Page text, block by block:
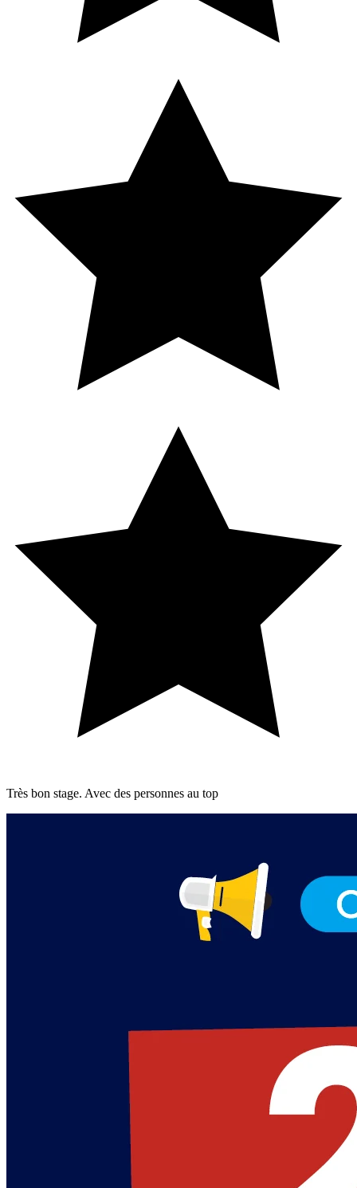
Très bon stage. Avec des personnes au top